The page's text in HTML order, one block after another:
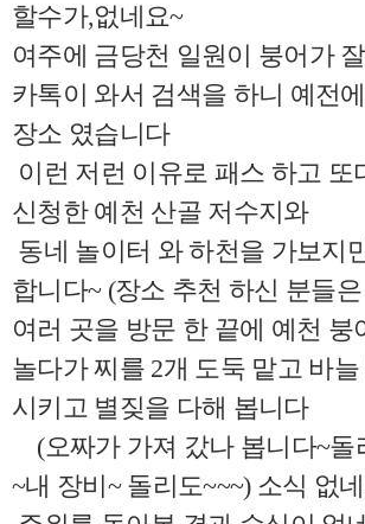
할수가,없네요~
여주에 금당천 일원이 붕어가
카톡이 와서 검색을 하니 예전
장소 였습니다
이런 저런 이유로 패스 하고 또
신청한 예천 산골 저수지와
동네 놀이터 와 하천을 가보지
합니다~ (장소 추천 하신 분들
여러 곳을 방문 한 끝에 예천 붕
놀다가 찌를 2개 도둑 맡고 바
시키고 별짖을 다해 봅니다
(오짜가 가져 갔나 봅니다~돌
~내 장비~ 돌리도~~~) 소식 없